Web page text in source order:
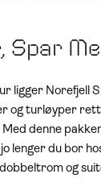
Spar
ligger Norefjell
og turløyper rett
denne
lenger du bor
og